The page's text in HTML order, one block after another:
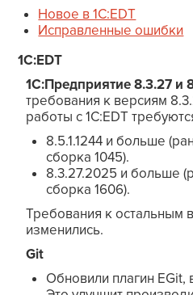
Новое в 1C:EDT
Исправленные ошибки
1C:EDT
1С:Предприятие 8.3.27 и
требования к версиям
работы с 1C:EDT
8.5.1.1244 и больше
сборка 1045).
8.3.27.2025 и больше
сборка 1606).
Требования к остальным
изменились.
Git
Обновили плагин EGit,